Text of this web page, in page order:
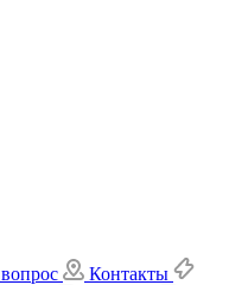
Контакты